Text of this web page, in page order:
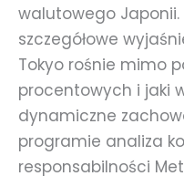
walutowego Japonii.
szczegółowe
Tokyo rośnie mimo
procentowych i jaki
dynamiczne
programie analiza
responsabilności